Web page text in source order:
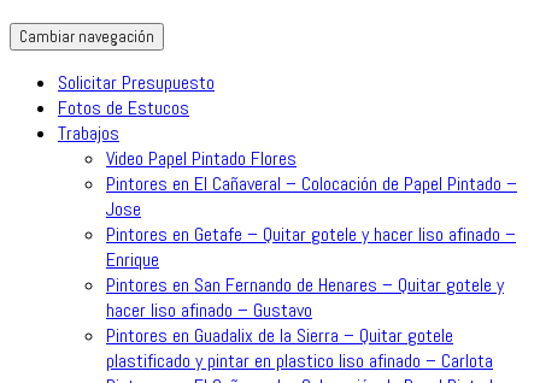
Cambiar navegación
Solicitar Presupuesto
Fotos de Estucos
Trabajos
Video Papel Pintado Flores
Pintores en El Cañaveral – Colocación de Papel Pintado –
Jose
Pintores en Getafe – Quitar gotele y hacer liso afinado –
Enrique
Pintores en San Fernando de Henares – Quitar gotele y
hacer liso afinado – Gustavo
Pintores en Guadalix de la Sierra – Quitar gotele
plastificado y pintar en plastico liso afinado – Carlota